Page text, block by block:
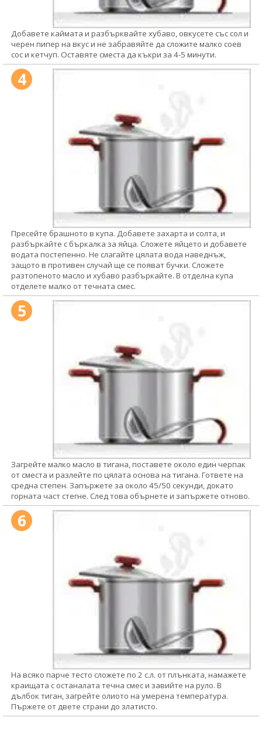
Добавете каймата и разбърквайте хубаво, овкусете със сол и
черен пипер на вкус и не забравяйте да сложите малко соев
сос и кетчуп. Оставяте сместа да къкри за 4-5 минути.
4
Пресейте брашното в купа. Добавете захарта и солта, и
разбъркайте с бъркалка за яйца. Сложете яйцето и добавете
водата постепенно. Не слагайте цялата вода наведнъж,
защото в противен случай ще се появат бучки. Сложете
разтопеното масло и хубаво разбъркайте. В отделна купа
отделете малко от течната смес.
5
Загрейте малко масло в тигана, поставете около един черпак
от сместа и разлейте по цялата основа на тигана. Гответе на
средна степен. Запържете за около 45/50 секунди, докато
горната част стегне. След това обърнете и запържете отново.
6
На всяко парче тесто сложете по 2 с.л. от плънката, намажете
краищата с останалата течна смес и завийте на руло. В
дълбок тиган, загрейте олиото на умерена температура.
Пържете от двете страни до златисто.